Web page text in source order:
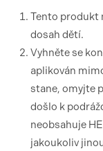
Tento produkt
dosah dětí.
Vyhněte se
aplikován
stane, omyjte
došlo k
neobsahuje
jakoukoliv